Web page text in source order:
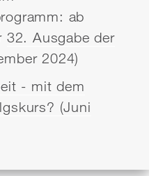
ab
32. Ausgabe der
2024)
- mit dem
(Juni